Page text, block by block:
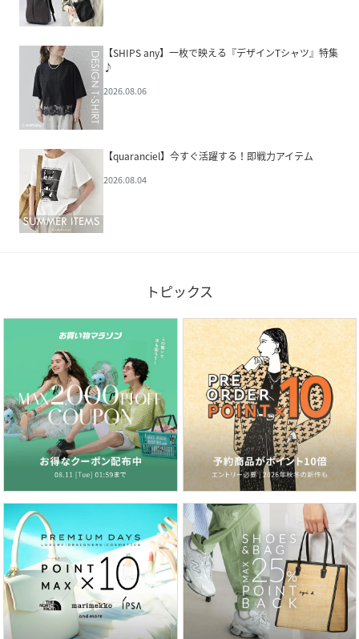
【SHIPS any】一枚で映える『デザインTシャツ』特集
♪
2026.08.06
【quaranciel】今すぐ活躍する！即戦力アイテム
2026.08.04
トピックス